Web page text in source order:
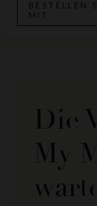
BESTELLEN
MIT
Die
My